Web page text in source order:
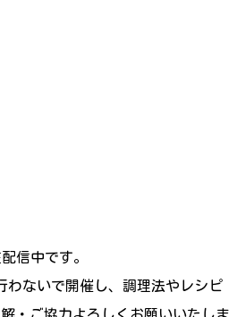
信中です。
わないで開催し、調理法やレシピ